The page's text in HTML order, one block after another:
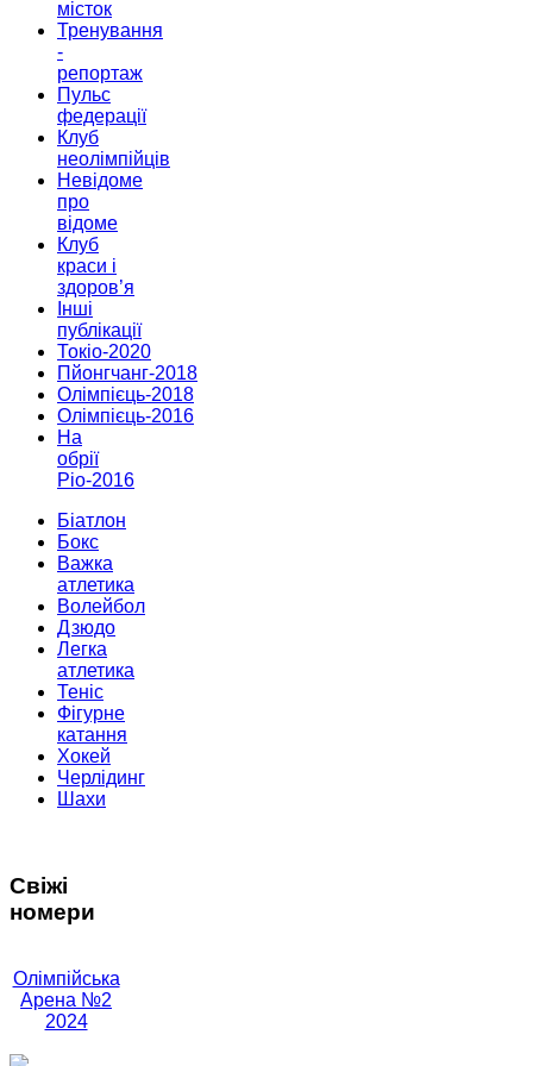
місток
Тренування
-
репортаж
Пульс
федерації
Клуб
неолімпійців
Невідоме
про
відоме
Клуб
краси і
здоров’я
Інші
публікації
Токіо-2020
Пйонгчанг-2018
Олімпієць-2018
Олімпієць-2016
На
обрії
Ріо-2016
Біатлон
Бокс
Важка
атлетика
Волейбол
Дзюдо
Легка
атлетика
Теніс
Фігурне
катання
Хокей
Черлідинг
Шахи
Свіжі
номери
Олімпійська
Арена №2
2024